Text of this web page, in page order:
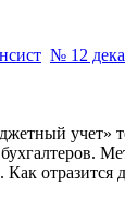
№ 12
учет»
отразится